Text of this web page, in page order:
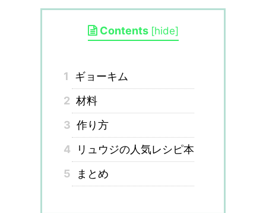
Contents [hide]
1
ギョーキム
2 材料
3 作り方
4
リュウジの人気レシピ本
5
まとめ